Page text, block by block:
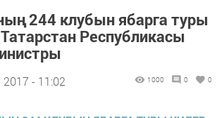
244 клубын ябарга туры
Республикасы
- 11:02 1000 0 0